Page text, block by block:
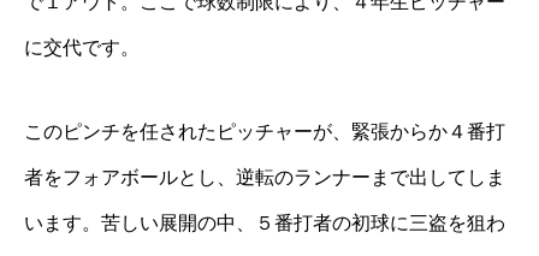
に交代です。
このピンチを任されたピッチャーが、緊張からか４番打
者をフォアボールとし、逆転のランナーまで出してしま
います。苦しい展開の中、５番打者の初球に三盗を狙わ